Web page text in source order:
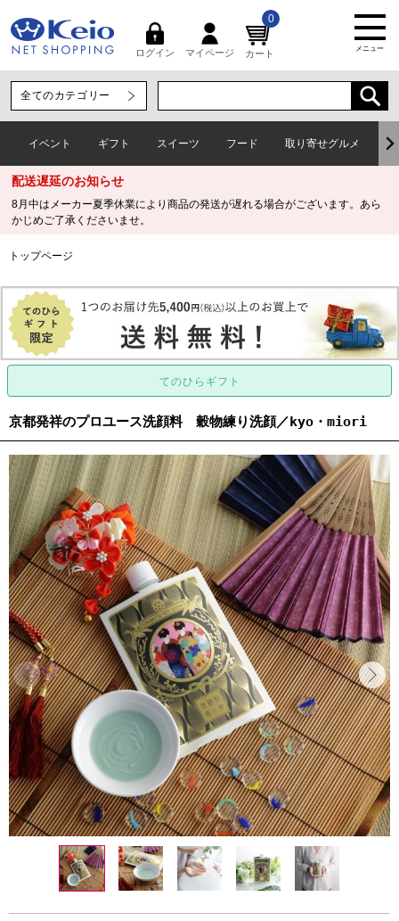
ログイン マイページ カート
0
メニュー
イベント ギフト スイーツ フード 取り寄せグルメ
配送遅延のお知らせ
8月中はメーカー夏季休業により商品の発送が遅れる場合がございます。あら
かじめご了承くださいませ。
トップページ
京都発祥のプロユース洗顔料 穀物練り洗顔／kyo・miori